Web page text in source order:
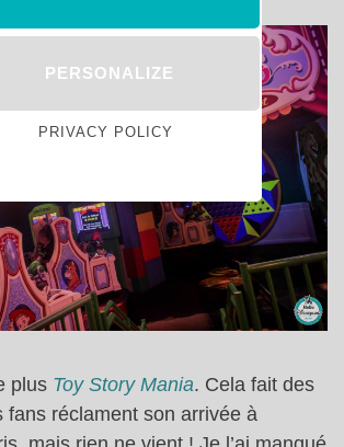
plus Toy Story Mania. Cela fait des
fans réclament son arrivée à
PERSONALIZE
PRIVACY POLICY